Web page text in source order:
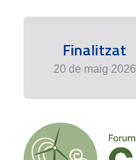
Finalitzat
20 de maig 2026